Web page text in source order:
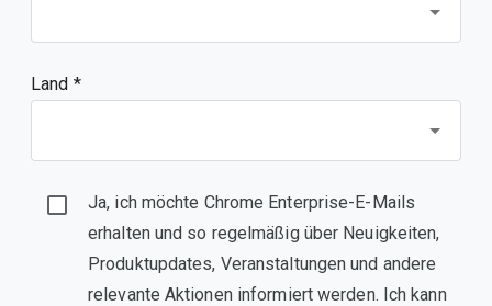
Land *
Ja, ich möchte Chrome Enterprise-E-Mails
erhalten und so regelmäßig über Neuigkeiten,
Produktupdates, Veranstaltungen und andere
relevante Aktionen informiert werden. Ich kann